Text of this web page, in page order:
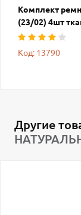
Комплект
(23/02) 4шт
Код: 13790
Другие